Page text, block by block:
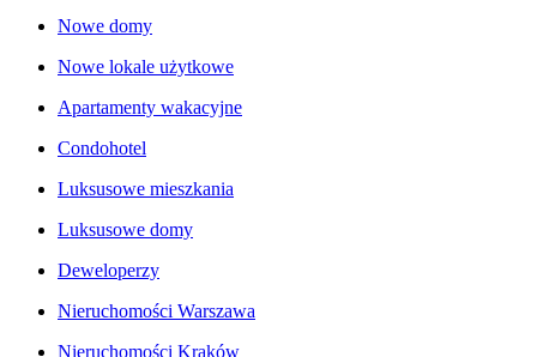
Nowe domy
Nowe lokale użytkowe
Apartamenty wakacyjne
Condohotel
Luksusowe mieszkania
Luksusowe domy
Deweloperzy
Nieruchomości Warszawa
Nieruchomości Kraków